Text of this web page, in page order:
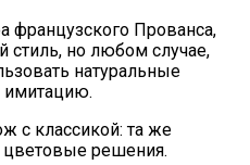
французского Прованса,
стиль, но любом случае,
натуральные
имитацию.
с классикой: та же
цветовые решения.